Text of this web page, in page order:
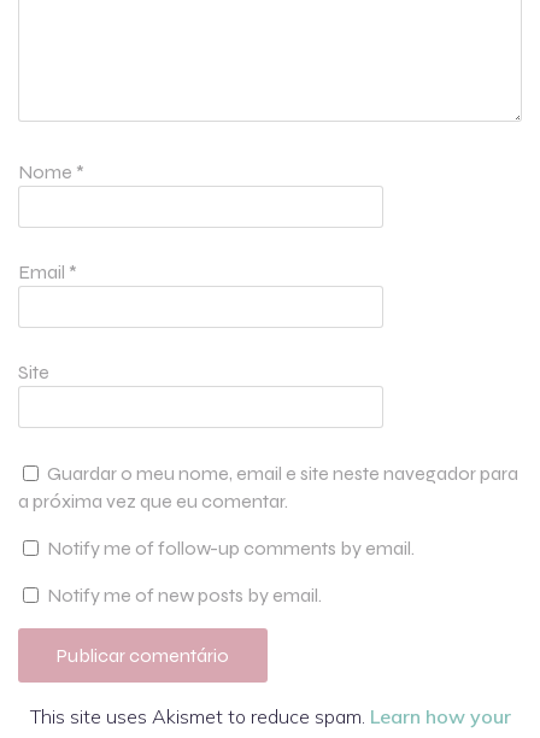
Nome *
Email *
Site
Guardar o meu nome, email e site neste navegador para
a próxima vez que eu comentar.
Notify me of follow-up comments by email.
Notify me of new posts by email.
This site uses Akismet to reduce spam. Learn how your